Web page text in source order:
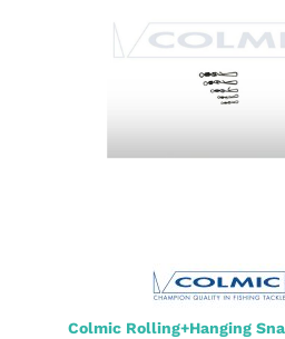
Colmic Rolling+Hanging